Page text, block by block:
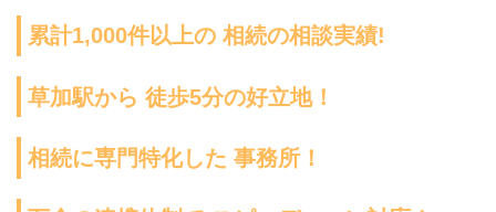
累計1,000件以上の 相続の相談実績!
草加駅から 徒歩5分の好立地！
相続に専門特化した 事務所！